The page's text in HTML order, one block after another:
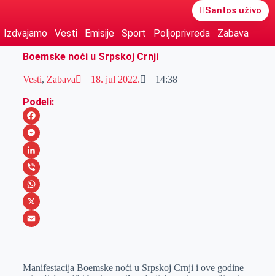
Santos uživo
Izdvajamo Vesti Emisije Sport Poljoprivreda
Zabava
Boemske noći u Srpskoj Crnji
Vesti, Zabava 18. jul 2022. 14:38
Podeli:
F
a
c
e
b
o
M
e
s
s
e
e
L
i
n
k
I
V
i
b
W
h
s
X
a
Manifestacija Boemske noći u Srpskoj Crnji i ove godine